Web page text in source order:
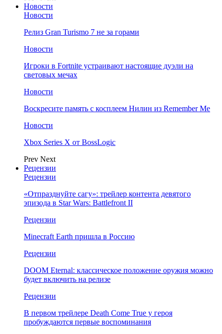
Новости
Новости
Релиз Gran Turismo 7 не за горами
Новости
Игроки в Fortnite устраивают настоящие дуэли на
световых мечах
Новости
Воскресите память с косплеем Нилин из Remember Me
Новости
Xbox Series X от BossLogic
Prev Next
Рецензии
Рецензии
«Отпразднуйте сагу»: трейлер контента девятого
эпизода в Star Wars: Battlefront II
Рецензии
Minecraft Earth пришла в Россию
Рецензии
DOOM Eternal: классическое положение оружия можно
будет включить на релизе
Рецензии
В первом трейлере Death Come True у героя
пробуждаются первые воспоминания